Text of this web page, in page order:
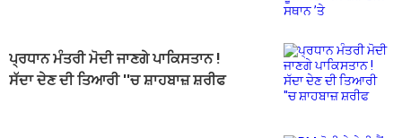
ਪ੍ਰਧਾਨ ਮੰਤਰੀ ਮੋਦੀ ਜਾਣਗੇ ਪਾਕਿਸਤਾਨ !
ਸੱਦਾ ਦੇਣ ਦੀ ਤਿਆਰੀ ''ਚ ਸ਼ਾਹਬਾਜ਼ ਸ਼ਰੀਫ